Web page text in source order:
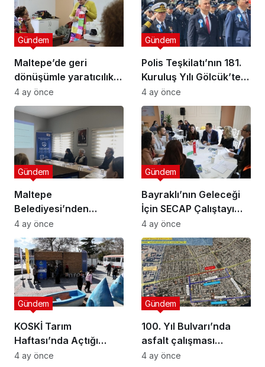
Maltepe’de geri
dönüşümle yaratıcılık
buluştu
Gündem
4 ay önce
Polis Teşkilatı’nın 181.
Kuruluş Yılı Gölcük’te
Törenle Kutlandı
Gündem
4 ay önce
Maltepe
Belediyesi’nden
Muhtarlara Toplumsal
Cinsiyet Eşitliği
Semineri
Gündem
4 ay önce
Bayraklı’nın Geleceği
İçin SECAP Çalıştayı
Düzenlendi
Gündem
4 ay önce
KOSKİ Tarım
Haftası’nda Açtığı
Stantta Su Tasarrufu
Gündem
4 ay önce
100. Yıl Bulvarı’nda
asfalt çalışması
gerçekleştirilecek
Gündem
4 ay önce